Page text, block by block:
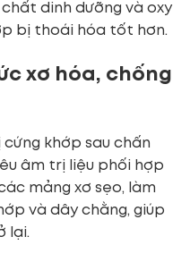
dinh dưỡng và oxy
bị thoái hóa tốt hơn.
xơ hóa, chống
khớp sau chấn
âm trị liệu phối hợp
mảng xơ sẹo, làm
và dây chằng, giúp
lại.